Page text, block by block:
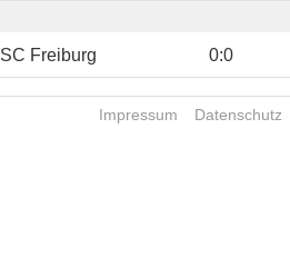
SC Freiburg 0:0
Impressum Datenschutz